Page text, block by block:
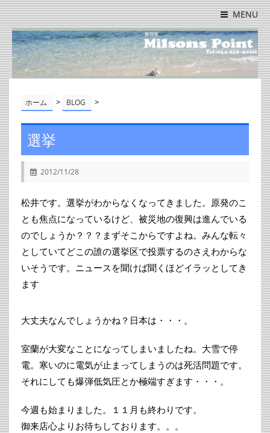
MENU
ホーム > BLOG >
選挙
2012/11/28
松井です。選挙がわからなくなってきました。原発のこ
とも焦点になっているけど、被災地の復興は進んでいる
のでしょうか？？？まずそこからですよね。みんな転々
としていてどこの誰の選挙区で投票するのさえわからな
いそうです。ニュースを聞けば聞くほどイラッとしてき
ます
大丈夫なんでしょうかね？日本は・・・。
室蘭が大変なことになってしまいましたね。大雪で停
電。寒いのに電気が止まってしまうのは死活問題です。
それにしても爆弾低気圧とか極端すぎます・・・。
今週も始まりました。１１月も終わりです。
御来店心よりお待ちしております。。。